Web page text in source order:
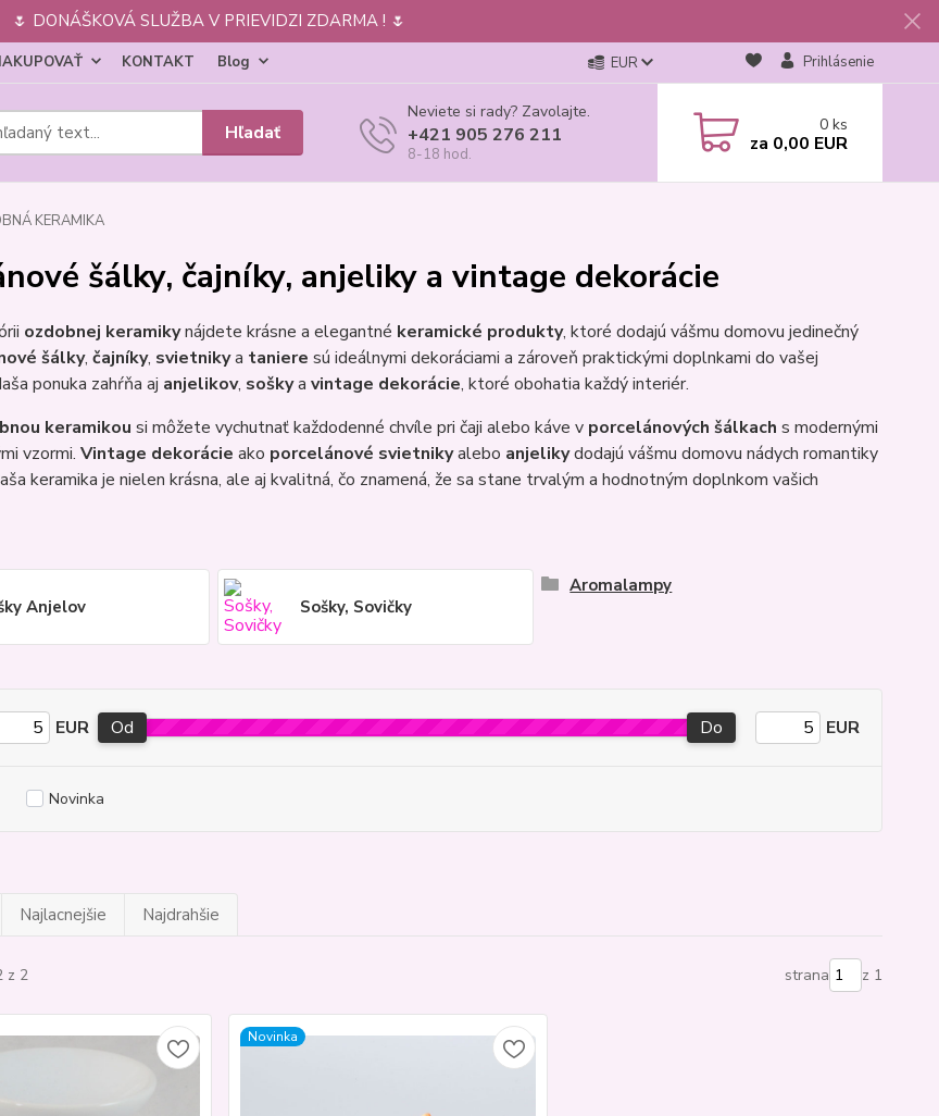
🌷 DONÁŠKOVÁ SLUŽBA V PRIEVIDZI ZDARMA ! 🌷
KONTAKT Blog EUR Prihlásenie
Hľadať
Neviete si rady? Zavolajte.
+421 905 276 211
8-18 hod.
0 ks
za 0,00 EUR
KERAMIKA
šálky, čajníky, anjeliky a vintage dekorácie
ozdobnej keramikynájdete krásne a elegantné keramické produkty, ktoré dodajú vášmu domovu jedinečný
šálky, čajníky, svietnikya taniere sú ideálnymi dekoráciami a zároveň praktickými doplnkami do vašej
ponuka zahŕňa aj anjelikov, soškya vintage dekorácie, ktoré obohatia každý interiér.
keramikou si môžete vychutnať každodenné chvíle pri čaji alebo káve v porcelánových šálkach s modernými
vzormi. Vintage dekorácie ako porcelánové svietnikyalebo anjelikydodajú vášmu domovu nádych romantiky
keramika je nielen krásna, ale aj kvalitná, čo znamená, že sa stane trvalým a hodnotným doplnkom vašich
Anjelov Sošky, Sovičky
Aromalampy
EUR Od Do EUR
Novinka
Najlacnejšie Najdrahšie
z 2 strana z 1
Novinka